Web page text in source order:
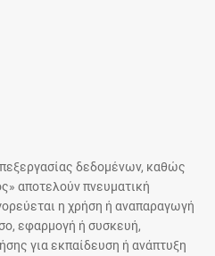
δεδομένων, καθώς
αποτελούν πνευματική
η χρήση ή αναπαραγωγή
εφαρμογή ή συσκευή,
για εκπαίδευση ή ανάπτυξη